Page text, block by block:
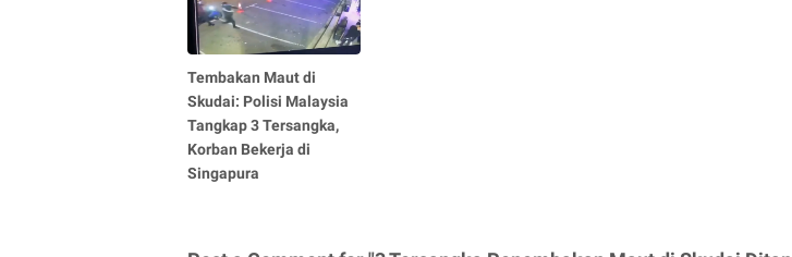
Tembakan Maut di
Skudai: Polisi Malaysia
Tangkap 3 Tersangka,
Korban Bekerja di
Singapura